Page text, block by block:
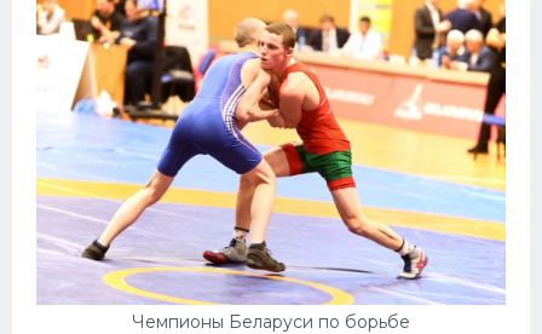
Чемпионы Беларуси по борьбе